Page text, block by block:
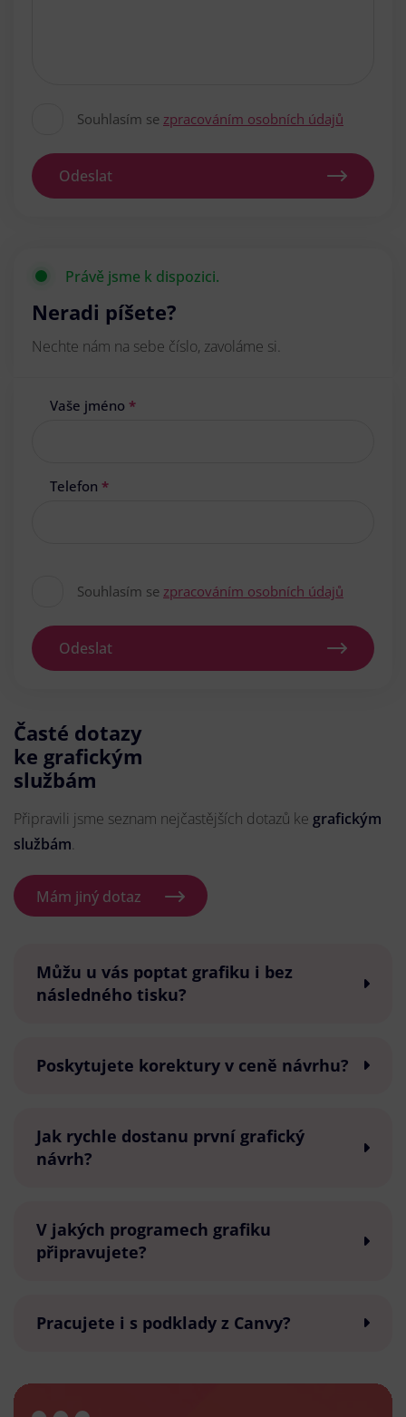
Souhlasím se zpracováním osobních údajů
Odeslat
Právě jsme k dispozici.
Neradi píšete?
Nechte nám na sebe číslo, zavoláme si.
Vaše jméno *
Telefon *
Souhlasím se zpracováním osobních údajů
Odeslat
Časté dotazy
ke grafickým
službám
Připravili jsme seznam nejčastějších dotazů ke grafickým
službám.
Mám jiný dotaz
Můžu u vás poptat grafiku i bez
následného tisku?
Poskytujete korektury v ceně návrhu?
Jak rychle dostanu první grafický
návrh?
V jakých programech grafiku
připravujete?
Pracujete i s podklady z Canvy?